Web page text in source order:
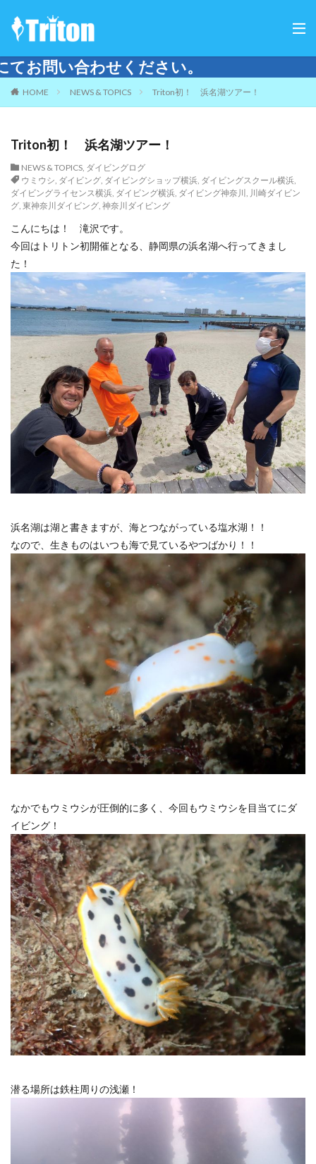
HOME NEWS & TOPICS Triton初！ 浜名湖ツアー！
Triton初！ 浜名湖ツアー！
NEWS & TOPICS, ダイビングログ
ウミウシ, ダイビング, ダイビングショップ横浜, ダイビングスクール横浜,
ダイビングライセンス横浜, ダイビング横浜, ダイビング神奈川 , 川崎ダイビン
グ, 東神奈川ダイビング, 神奈川ダイビング
こんにちは！ 滝沢です。
今回はトリトン初開催となる、静岡県の浜名湖へ行ってきまし
た！
浜名湖は湖と書きますが、海とつながっている塩水湖！！
なので、生きものはいつも海で見ているやつばかり！！
なかでもウミウシが圧倒的に多く、今回もウミウシを目当てにダ
イビング！
潜る場所は鉄柱周りの浅瀬！